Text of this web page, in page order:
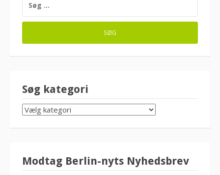
EFTER:
Søg kategori
SØG
KATEGORI
Modtag Berlin-nyts Nyhedsbrev